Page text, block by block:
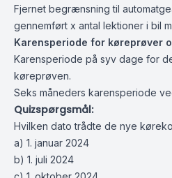
Fjernet begrænsning til
gennemført x antal lektioner i bil
Karensperiode for køreprøver
Karensperiode på syv dage for
køreprøven.
Seks måneders karensperiode
Quizspørgsmål:
Hvilken dato trådte de nye
a) 1. januar 2024
b) 1. juli 2024